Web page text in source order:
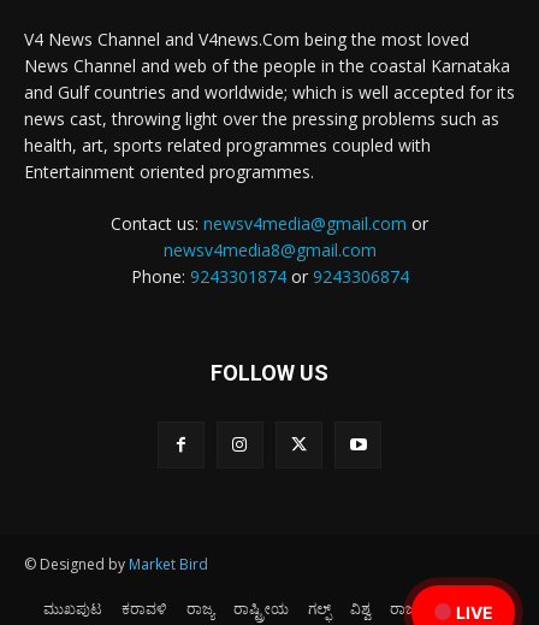
LIVE
V4 News Channel and V4news.Com being the most loved
News Channel and web of the people in the coastal Karnataka
and Gulf countries and worldwide; which is well accepted for its
news cast, throwing light over the pressing problems such as
health, art, sports related programmes coupled with
Entertainment oriented programmes.
Contact us: newsv4media@gmail.com or
newsv4media8@gmail.com
Phone: 9243301874or 9243306874
FOLLOW US
© Designed by Market Bird
ಮುಖಪುಟ ಕರಾವಳಿ ರಾಜ್ಯ ರಾಷ್ಟ್ರೀಯ ಗಲ್ಫ್ ವಿಶ್ವ ರಾಜಕೀಯ
ಕ್ರೀಡೆ